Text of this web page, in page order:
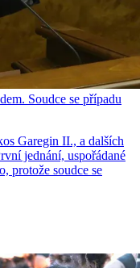
Soudce se případu
Garegin II., a dalších
jednání, uspořádané
protože soudce se